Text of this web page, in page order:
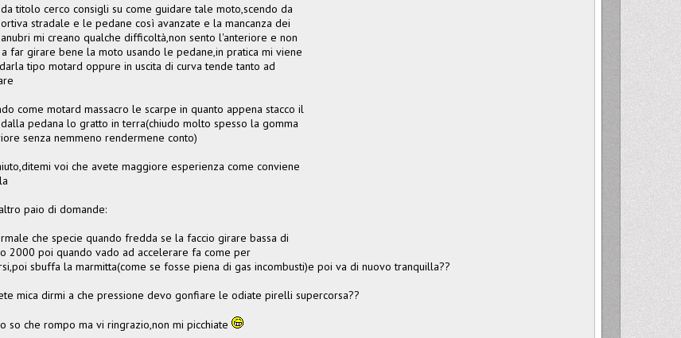
titolo cerco consigli su come guidare tale moto,scendo da
stradale e le pedane così avanzate e la mancanza dei
mi creano qualche difficoltà,non sento l'anteriore e non
far girare bene la moto usando le pedane,in pratica mi viene
tipo motard oppure in uscita di curva tende tanto ad
come motard massacro le scarpe in quanto appena stacco il
pedana lo gratto in terra(chiudo molto spesso la gomma
senza nemmeno rendermene conto)
voi che avete maggiore esperienza come conviene
paio di domande:
che specie quando fredda se la faccio girare bassa di
2000 poi quando vado ad accelerare fa come per
sbuffa la marmitta(come se fosse piena di gas incombusti)e poi va di nuovo tranquilla??
mica dirmi a che pressione devo gonfiare le odiate pirelli supercorsa??
so che rompo ma vi ringrazio,non mi picchiate